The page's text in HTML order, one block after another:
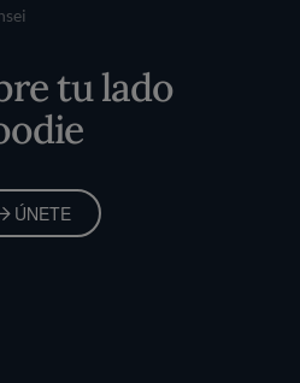
tu lado
ÚNETE